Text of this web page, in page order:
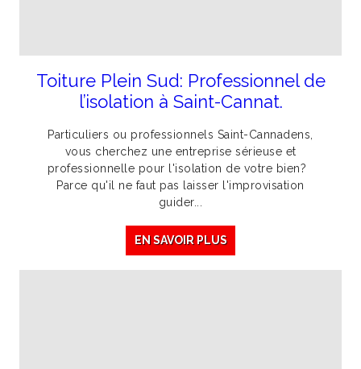
Toiture Plein Sud: Professionnel de
l’isolation à Saint-Cannat.
Particuliers ou professionnels Saint-Cannadens,
vous cherchez une entreprise sérieuse et
professionnelle pour l'isolation de votre bien?
Parce qu'il ne faut pas laisser l'improvisation
guider...
EN SAVOIR PLUS